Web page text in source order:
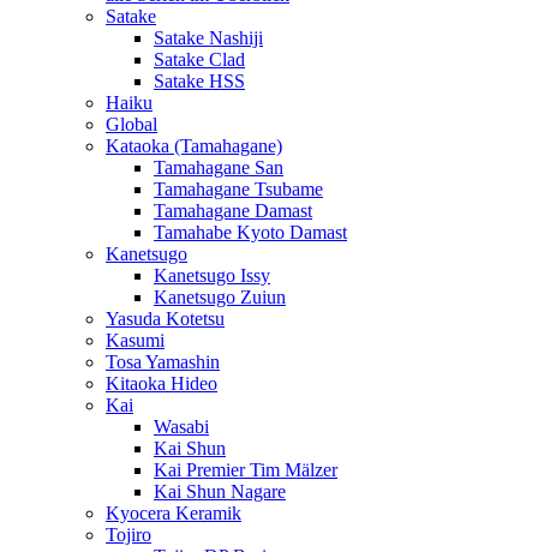
Satake
Satake Nashiji
Satake Clad
Satake HSS
Haiku
Global
Kataoka (Tamahagane)
Tamahagane San
Tamahagane Tsubame
Tamahagane Damast
Tamahabe Kyoto Damast
Kanetsugo
Kanetsugo Issy
Kanetsugo Zuiun
Yasuda Kotetsu
Kasumi
Tosa Yamashin
Kitaoka Hideo
Kai
Wasabi
Kai Shun
Kai Premier Tim Mälzer
Kai Shun Nagare
Kyocera Keramik
Tojiro